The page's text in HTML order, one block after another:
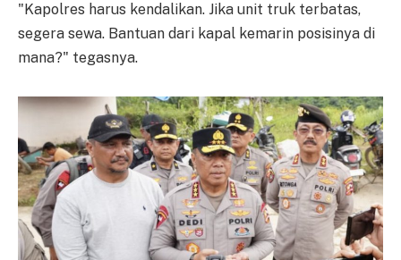
"Kapolres harus kendalikan. Jika unit truk terbatas,
segera sewa. Bantuan dari kapal kemarin posisinya di
mana?" tegasnya.